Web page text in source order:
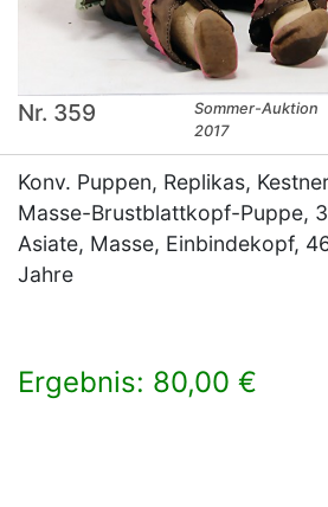
Nr. 359
Sommer-Auktion
2017
Konv. Puppen, Replikas,
Masse-Brustblattkopf-Puppe,
Asiate, Masse, Einbindekopf,
Jahre
Ergebnis: 80,00 €